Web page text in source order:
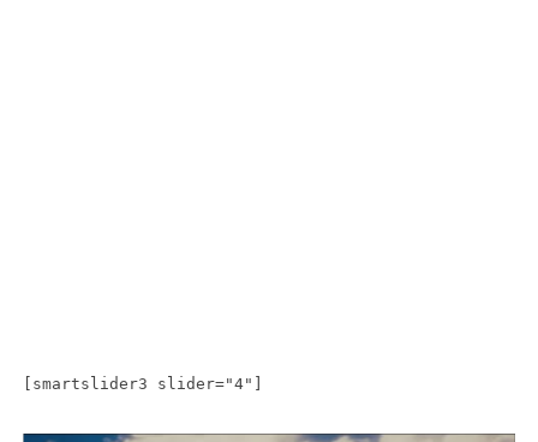
[smartslider3 slider="4"]